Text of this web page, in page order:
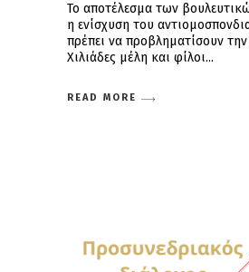
Το αποτέλεσμα των
η ενίσχυση του
πρέπει να προβληματίσουν την
Χιλιάδες μέλη και φίλοι
READ MORE